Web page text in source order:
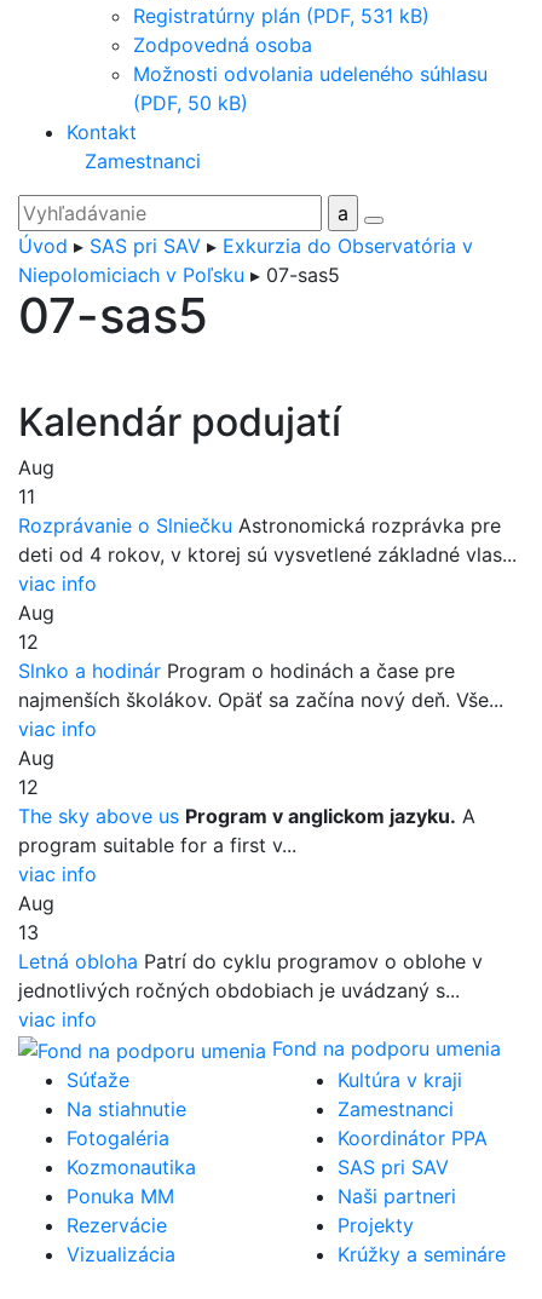
Registratúrny plán (PDF, 531 kB)
Zodpovedná osoba
Možnosti odvolania udeleného súhlasu
(PDF, 50 kB)
Kontakt
Zamestnanci
Úvod ▸ SAS pri SAV ▸ Exkurzia do Observatória v
Niepolomiciach v Poľsku ▸ 07-sas5
07-sas5
Kalendár podujatí
Aug
11
Rozprávanie o Slniečku Astronomická rozprávka pre
deti od 4 rokov, v ktorej sú vysvetlené základné vlas...
viac info
Aug
12
Slnko a hodinár Program o hodinách a čase pre
najmenších školákov. Opäť sa začína nový deň. Vše...
viac info
Aug
12
The sky above us Program v anglickom jazyku. A
program suitable for a first v...
viac info
Aug
13
Letná obloha Patrí do cyklu programov o oblohe v
jednotlivých ročných obdobiach je uvádzaný s...
viac info
Fond na podporu umenia
Súťaže
Na stiahnutie
Fotogaléria
Kozmonautika
Ponuka MM
Rezervácie
Vizualizácia
Kultúra v kraji
Zamestnanci
Koordinátor PPA
SAS pri SAV
Naši partneri
Projekty
Krúžky a semináre